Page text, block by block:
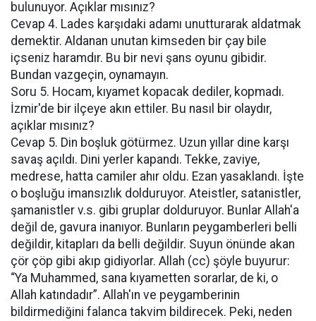
bulunuyor. Açıklar mısınız?
Cevap 4. Lades karşıdaki adamı unutturarak aldatmak
demektir. Aldanan unutan kimseden bir çay bile
içseniz haramdır. Bu bir nevi şans oyunu gibidir.
Bundan vazgeçin, oynamayın.
Soru 5. Hocam, kıyamet kopacak dediler, kopmadı.
İzmir'de bir ilçeye akın ettiler. Bu nasıl bir olaydır,
açıklar mısınız?
Cevap 5. Din boşluk götürmez. Uzun yıllar dine karşı
savaş açıldı. Dini yerler kapandı. Tekke, zaviye,
medrese, hatta camiler ahır oldu. Ezan yasaklandı. İşte
o boşluğu imansızlık dolduruyor. Ateistler, satanistler,
şamanistler v.s. gibi gruplar dolduruyor. Bunlar Allah'a
değil de, gavura inanıyor. Bunların peygamberleri belli
değildir, kitapları da belli değildir. Suyun önünde akan
çör çöp gibi akıp gidiyorlar. Allah (cc) şöyle buyurur:
“Ya Muhammed, sana kıyametten sorarlar, de ki, o
Allah katındadır”. Allah'ın ve peygamberinin
bildirmediğini falanca takvim bildirecek. Peki, neden